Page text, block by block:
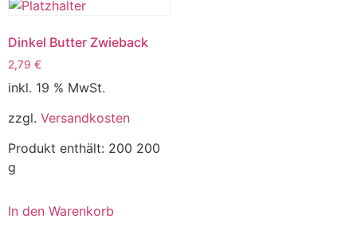
Dinkel Butter Zwieback
2,79 €
inkl. 19 % MwSt.
zzgl. Versandkosten
Produkt enthält: 200 200
g
In den Warenkorb